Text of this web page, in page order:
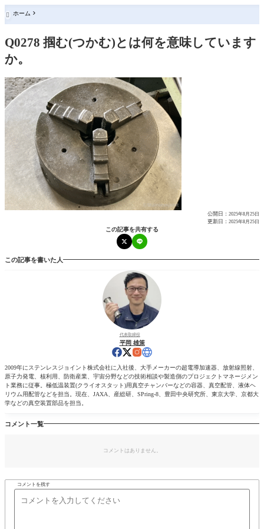
 ホーム
Q0278 掴む(つかむ)とは何を意味しています
か。
公開日： 2025年8月25日
更新日： 2025年8月25日
この記事を共有する
この記事を書いた人
代表取締役
平岡 雄策
2009年にステンレスジョイント株式会社に入社後、大手メーカーの超電導加速器、放射線照射、
原子力発電、核利用、防衛産業、宇宙分野などの技術相談や製造側のプロジェクトマネージメン
ト業務に従事。極低温装置(クライオスタット)用真空チャンバーなどの容器、真空配管、液体ヘ
リウム用配管などを担当。現在、JAXA、産総研、SPring-8、豊田中央研究所、東京大学、京都大
学などの真空装置部品を担当。
コメント一覧
コメントはありません。
コメントを残す